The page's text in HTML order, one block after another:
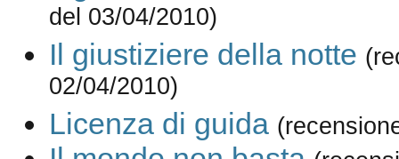
del 03/04/2010)
Il giustiziere della notte
02/04/2010)
Licenza di guida